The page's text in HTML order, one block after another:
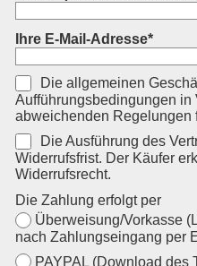
Ihre E-Mail-Adresse*
Die allgemeinen
Aufführungsbedingungen in
abweichenden Regelungen
Die Ausführung des
Widerrufsfrist. Der Käufer
Widerrufsrecht.
Die Zahlung erfolgt per
Überweisung/Vorkasse
nach Zahlungseingang per
PAYPAL (Download des